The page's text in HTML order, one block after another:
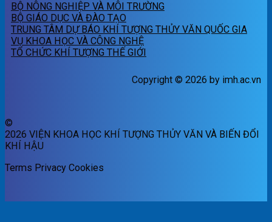
BỘ NÔNG NGHIỆP VÀ MÔI TRƯỜNG
BỘ GIÁO DỤC VÀ ĐÀO TẠO
TRUNG TÂM DỰ BÁO KHÍ TƯỢNG THỦY VĂN QUỐC GIA
VỤ KHOA HỌC VÀ CÔNG NGHỆ
TỔ CHỨC KHÍ TƯỢNG THẾ GIỚI
Copyright © 2026 by imh.ac.vn
©
2026 VIỆN KHOA HỌC KHÍ TƯỢNG THỦY VĂN VÀ BIẾN ĐỔI
KHÍ HẬU
Terms Privacy Cookies